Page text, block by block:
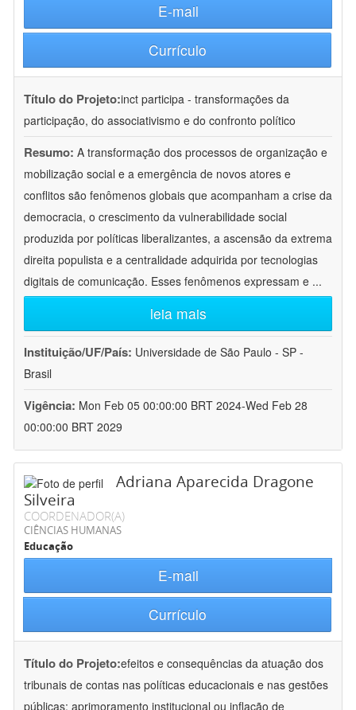
E-mail
Currículo
Título do Projeto:inct participa - transformações da
participação, do associativismo e do confronto político
Resumo: A transformação dos processos de organização e
mobilização social e a emergência de novos atores e
conflitos são fenômenos globais que acompanham a crise da
democracia, o crescimento da vulnerabilidade social
produzida por políticas liberalizantes, a ascensão da extrema
direita populista e a centralidade adquirida por tecnologias
digitais de comunicação. Esses fenômenos expressam e ...
leia mais
Instituição/UF/País: Universidade de São Paulo - SP -
Brasil
Vigência: Mon Feb 05 00:00:00 BRT 2024-Wed Feb 28
00:00:00 BRT 2029
Adriana Aparecida Dragone
Silveira
COORDENADOR(A)
CIÊNCIAS HUMANAS
Educação
E-mail
Currículo
Título do Projeto:efeitos e consequências da atuação dos
tribunais de contas nas políticas educacionais e nas gestões
públicas: aprimoramento institucional ou inflação de